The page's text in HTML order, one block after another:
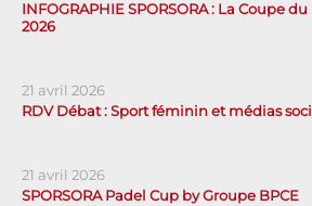
INFOGRAPHIE SPORSORA : La Coupe
2026
21 avril 2026
RDV Débat : Sport féminin et médias
21 avril 2026
SPORSORA Padel Cup by Groupe BPCE